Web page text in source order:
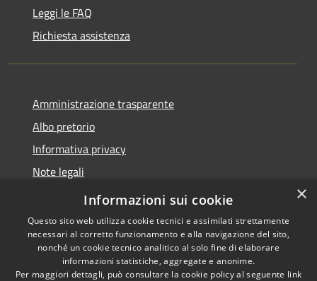
Leggi le FAQ
Richiesta assistenza
Amministrazione trasparente
Albo pretorio
Informativa privacy
Note legali
Dichiarazione di accessibilità
Copyright © 2026 • Comune di
×
Informazioni sui cookie
Questo sito web utilizza cookie tecnici e assimilati strettamente
necessari al corretto funzionamento e alla navigazione del sito,
nonché un cookie tecnico analitico al solo fine di elaborare
informazioni statistiche, aggregate e anonime.
Per maggiori dettagli, può consultare la cookie policy al seguente link